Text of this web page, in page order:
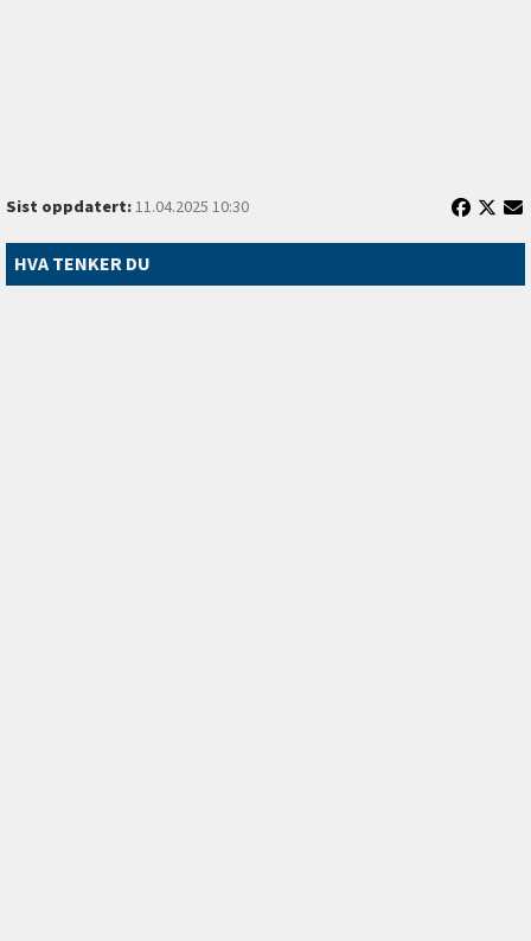
Sist oppdatert:11.04.2025 10:30
HVA TENKER DU